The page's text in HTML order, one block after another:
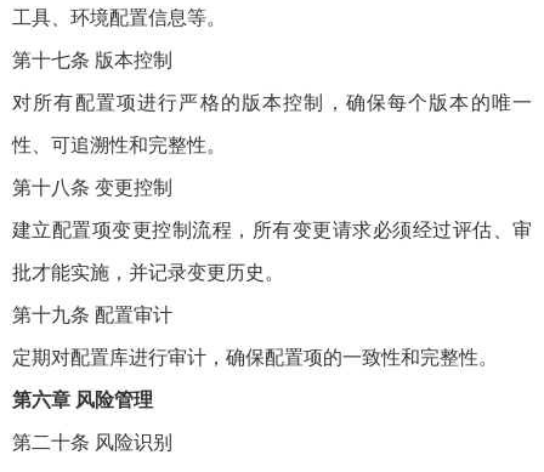
工具、环境配置信息等。
第十七条 版本控制
对所有配置项进行严格的版本控制，确保每个版本的唯一
性、可追溯性和完整性。
第十八条 变更控制
建立配置项变更控制流程，所有变更请求必须经过评估、审
批才能实施，并记录变更历史。
第十九条 配置审计
定期对配置库进行审计，确保配置项的一致性和完整性。
第六章 风险管理
第二十条 风险识别